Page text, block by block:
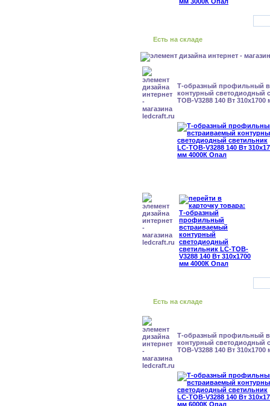
Есть на складе
Т-образный профильный
контурный светодиодный
TOB-V3288 140 Вт
Есть на складе
Т-образный профильный
контурный светодиодный
TOB-V3288 140 Вт